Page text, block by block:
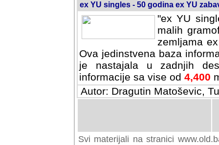
ex YU singles - 50 godina ex YU
"ex YU
malih
zemljama
Ova jedinstvena baza
je nastajala u zadnjih
informacije sa vise od 4,400
Autor: Dragutin Matoševic,
Svi materijali na stranici